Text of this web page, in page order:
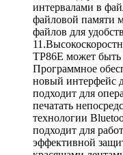
интервалами в
файловой памяти
файлов для
TP86E может
Программное
новый интерфейс
подходит для
печатать
технологии
подходит для
эффективной